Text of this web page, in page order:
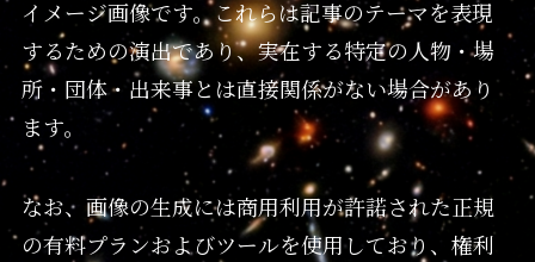
イメージ画像です。これらは記事のテーマを表現
するための演出であり、実在する特定の人物・場
所・団体・出来事とは直接関係がない場合があり
ます。
なお、画像の生成には商用利用が許諾された正規
の有料プランおよびツールを使用しており、権利